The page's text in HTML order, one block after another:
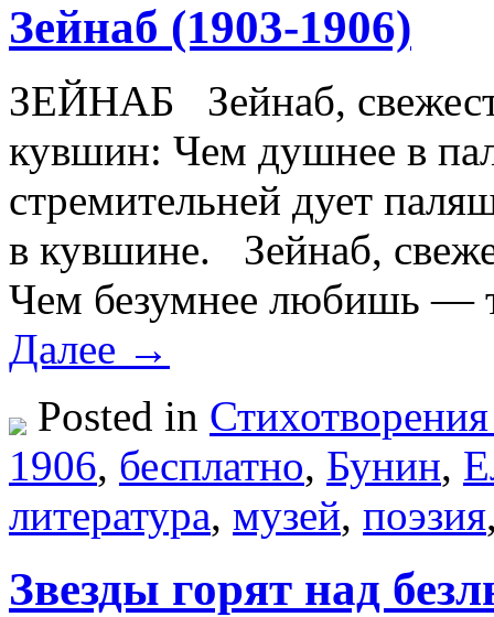
Зейнаб (1903-1906)
ЗЕЙНАБ Зейнаб,
кувшин: Чем душнее в
стремительней дует
в кувшине. Зейнаб,
Чем безумнее любишь —
Далее →
Posted in
1906, бесплатно, Бунин,
литература, музей, поэзия
Звезды горят над